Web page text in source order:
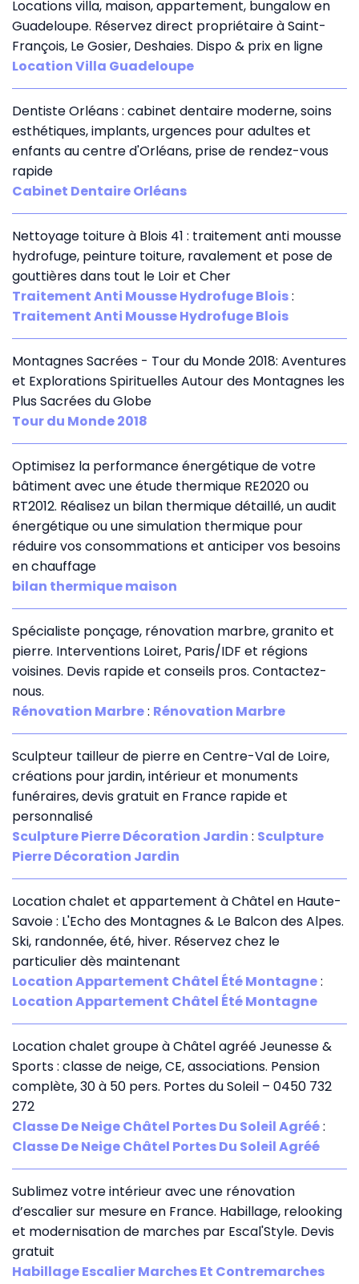
Locations villa, maison, appartement, bungalow en
Guadeloupe. Réservez direct propriétaire à Saint-
François, Le Gosier, Deshaies. Dispo & prix en ligne
Location Villa Guadeloupe
Dentiste Orléans : cabinet dentaire moderne, soins
esthétiques, implants, urgences pour adultes et
enfants au centre d'Orléans, prise de rendez-vous
rapide
Cabinet Dentaire Orléans
Nettoyage toiture à Blois 41 : traitement anti mousse
hydrofuge, peinture toiture, ravalement et pose de
gouttières dans tout le Loir et Cher
Traitement Anti Mousse Hydrofuge Blois:
Traitement Anti Mousse Hydrofuge Blois
Montagnes Sacrées - Tour du Monde 2018: Aventures
et Explorations Spirituelles Autour des Montagnes les
Plus Sacrées du Globe
Tour du Monde 2018
Optimisez la performance énergétique de votre
bâtiment avec une étude thermique RE2020 ou
RT2012. Réalisez un bilan thermique détaillé, un audit
énergétique ou une simulation thermique pour
réduire vos consommations et anticiper vos besoins
en chauffage
bilan thermique maison
Spécialiste ponçage, rénovation marbre, granito et
pierre. Interventions Loiret, Paris/IDF et régions
voisines. Devis rapide et conseils pros. Contactez-
nous.
Rénovation Marbre: Rénovation Marbre
Sculpteur tailleur de pierre en Centre-Val de Loire,
créations pour jardin, intérieur et monuments
funéraires, devis gratuit en France rapide et
personnalisé
Sculpture Pierre Décoration Jardin : Sculpture
Pierre Décoration Jardin
Location chalet et appartement à Châtel en Haute-
Savoie : L'Echo des Montagnes & Le Balcon des Alpes.
Ski, randonnée, été, hiver. Réservez chez le
particulier dès maintenant
Location Appartement Châtel Été Montagne:
Location Appartement Châtel Été Montagne
Location chalet groupe à Châtel agréé Jeunesse &
Sports : classe de neige, CE, associations. Pension
complète, 30 à 50 pers. Portes du Soleil – 0450 732
272
Classe De Neige Châtel Portes Du Soleil Agréé:
Classe De Neige Châtel Portes Du Soleil Agréé
Sublimez votre intérieur avec une rénovation
d’escalier sur mesure en France. Habillage, relooking
et modernisation de marches par Escal'Style. Devis
gratuit
Habillage Escalier Marches Et Contremarches